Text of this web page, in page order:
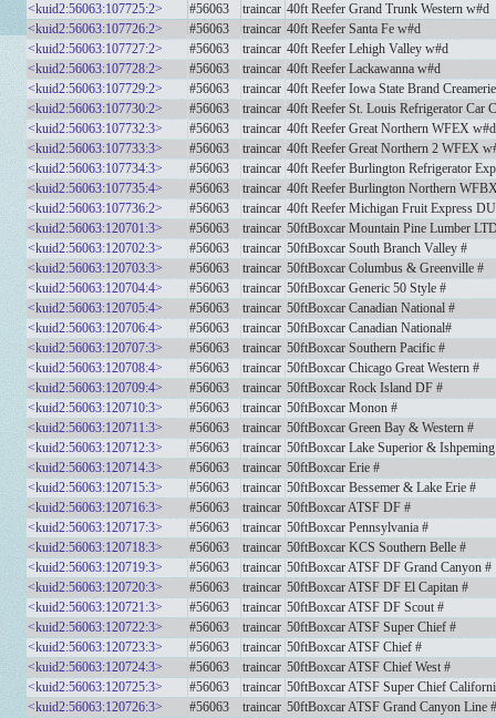
<kuid2:56063:107725:2> #56063 traincar 40ft Reefer Grand Trunk Western w#d
<kuid2:56063:107726:2>
#56063 traincar 40ft Reefer Santa Fe w#d
<kuid2:56063:107727:2>
#56063 traincar 40ft Reefer Lehigh Valley w#d
<kuid2:56063:107728:2>
#56063 traincar 40ft Reefer Lackawanna w#d
<kuid2:56063:107729:2>
#56063 traincar 40ft Reefer Iowa State Brand
<kuid2:56063:107730:2>
#56063 traincar 40ft Reefer St. Louis Refrigerator Car
<kuid2:56063:107732:3>
#56063 traincar 40ft Reefer Great Northern WFEX w#d
<kuid2:56063:107733:3>
#56063 traincar 40ft Reefer Great Northern 2 WFEX
<kuid2:56063:107734:3>
#56063 traincar 40ft Reefer Burlington Refrigerator
<kuid2:56063:107735:4>
#56063 traincar 40ft Reefer Burlington Northern
<kuid2:56063:107736:2>
#56063 traincar 40ft Reefer Michigan Fruit Express
<kuid2:56063:120701:3>
#56063 traincar 50ftBoxcar Mountain Pine Lumber
<kuid2:56063:120702:3>
#56063 traincar 50ftBoxcar South Branch Valley #
<kuid2:56063:120703:3>
#56063 traincar 50ftBoxcar Columbus & Greenville #
<kuid2:56063:120704:4>
#56063 traincar 50ftBoxcar Generic 50 Style #
<kuid2:56063:120705:4>
#56063 traincar 50ftBoxcar Canadian National #
<kuid2:56063:120706:4>
#56063 traincar 50ftBoxcar Canadian National#
<kuid2:56063:120707:3>
#56063 traincar 50ftBoxcar Southern Pacific #
<kuid2:56063:120708:4>
#56063 traincar 50ftBoxcar Chicago Great Western #
<kuid2:56063:120709:4>
#56063 traincar 50ftBoxcar Rock Island DF #
<kuid2:56063:120710:3>
#56063 traincar 50ftBoxcar Monon #
<kuid2:56063:120711:3>
#56063 traincar 50ftBoxcar Green Bay & Western #
<kuid2:56063:120712:3>
#56063 traincar 50ftBoxcar Lake Superior &
<kuid2:56063:120714:3>
#56063 traincar 50ftBoxcar Erie #
<kuid2:56063:120715:3>
#56063 traincar 50ftBoxcar Bessemer & Lake Erie #
<kuid2:56063:120716:3>
#56063 traincar 50ftBoxcar ATSF DF #
<kuid2:56063:120717:3>
#56063 traincar 50ftBoxcar Pennsylvania #
<kuid2:56063:120718:3>
#56063 traincar 50ftBoxcar KCS Southern Belle #
<kuid2:56063:120719:3>
#56063 traincar 50ftBoxcar ATSF DF Grand Canyon #
<kuid2:56063:120720:3>
#56063 traincar 50ftBoxcar ATSF DF El Capitan #
<kuid2:56063:120721:3>
#56063 traincar 50ftBoxcar ATSF DF Scout #
<kuid2:56063:120722:3>
#56063 traincar 50ftBoxcar ATSF Super Chief #
<kuid2:56063:120723:3>
#56063 traincar 50ftBoxcar ATSF Chief #
<kuid2:56063:120724:3>
#56063 traincar 50ftBoxcar ATSF Chief West #
<kuid2:56063:120725:3>
#56063 traincar 50ftBoxcar ATSF Super Chief
<kuid2:56063:120726:3>
#56063 traincar 50ftBoxcar ATSF Grand Canyon Line #